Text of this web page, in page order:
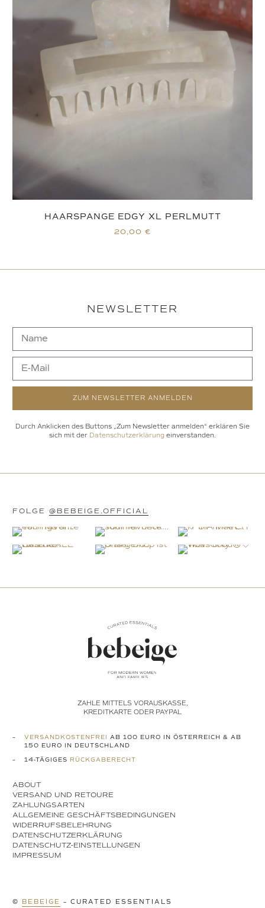
HAARSPANGE EDGY XL PERLMUTT
20,00 €
NEWSLETTER
ZUM NEWSLETTER ANMELDEN
Durch Anklicken des Buttons „Zum Newsletter anmelden“ erklären Sie
sich mit der Datenschutzerklärung einverstanden.
FOLGE @BEBEIGE.OFFICIAL
VERSANDKOSTENFREI
AB 100 EURO IN ÖSTERREICH & AB
150 EURO IN DEUTSCHLAND
14-TÄGIGES RÜCKGABERECHT
ABOUT
VERSAND UND RETOURE
ZAHLUNGSARTEN
ALLGEMEINE GESCHÄFTSBEDINGUNGEN
WIDERRUFSBELEHRUNG
DATENSCHUTZERKLÄRUNG
DATENSCHUTZ-EINSTELLUNGEN
IMPRESSUM
© BEBEIGE – CURATED ESSENTIALS
ZAHLE MITTELS VORAUSKASSE,
KREDITKARTE ODER PAYPAL